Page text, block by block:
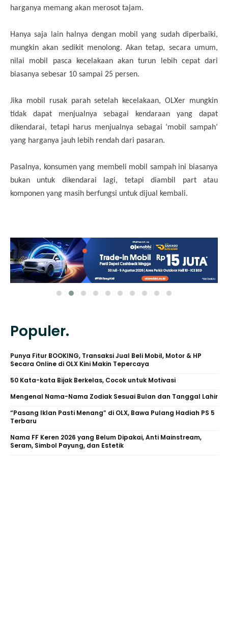
harganya memang akan merosot tajam.
Hanya saja lain halnya dengan mobil yang sudah diperbaiki,
mungkin akan sedikit menolong. Akan tetap, secara umum,
nilai mobil pasca kecelakaan akan turun lebih cepat dari
biasanya sebesar 10 sampai 25 persen.
Jika mobil rusak parah setelah kecelakaan, OLXer mungkin
tidak dapat menjualnya sebagai kendaraan yang dapat
dikendarai, tetapi harus menjualnya sebagai ‘mobil sampah’
yang harganya jauh lebih rendah dari pasaran.
Pasalnya, konsumen yang membeli mobil sampah ini biasanya
bukan untuk dikendarai lagi, tetapi diambil part atau
komponen yang masih berfungsi untuk dijual kembali.
Populer.
Punya Fitur BOOKING, Transaksi Jual Beli Mobil, Motor & HP
Secara Online di OLX Kini Makin Tepercaya
50 Kata-kata Bijak Berkelas, Cocok untuk Motivasi
Mengenal Nama-Nama Zodiak Sesuai Bulan dan Tanggal Lahir
“Pasang Iklan Pasti Menang” di OLX, Bawa Pulang Hadiah PS 5
Terbaru
Nama FF Keren 2026 yang Belum Dipakai, Anti Mainstream,
Seram, Simbol Payung, dan Estetik